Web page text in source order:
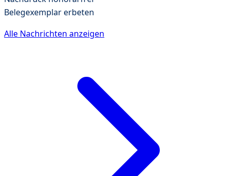
Belegexemplar erbeten
Alle Nachrichten anzeigen